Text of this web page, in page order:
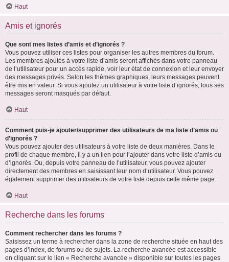
Haut
Amis et ignorés
Que sont mes listes d’amis et d’ignorés ?
Vous pouvez utiliser ces listes pour organiser les autres membres du forum.
Les membres ajoutés à votre liste d’amis seront affichés dans votre panneau
de l’utilisateur pour un accès rapide, voir leur état de connexion et leur envoyer
des messages privés. Selon les thèmes graphiques, leurs messages peuvent
être mis en valeur. Si vous ajoutez un utilisateur à votre liste d’ignorés, tous ses
messages seront masqués par défaut.
Haut
Comment puis-je ajouter/supprimer des utilisateurs de ma liste d’amis ou
d’ignorés ?
Vous pouvez ajouter des utilisateurs à votre liste de deux manières. Dans le
profil de chaque membre, il y a un lien pour l’ajouter dans votre liste d’amis ou
d’ignorés. Ou, depuis votre panneau de l’utilisateur, vous pouvez ajouter
directement des membres en saisissant leur nom d’utilisateur. Vous pouvez
également supprimer des utilisateurs de votre liste depuis cette même page.
Haut
Recherche dans les forums
Comment rechercher dans les forums ?
Saisissez un terme à rechercher dans la zone de recherche située en haut des
pages d’index, de forums ou de sujets. La recherche avancée est accessible
en cliquant sur le lien « Recherche avancée » disponible sur toutes les pages